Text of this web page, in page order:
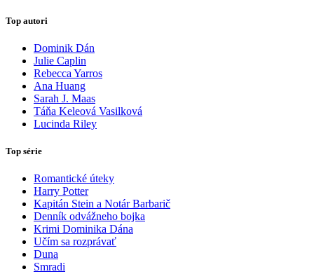
Top autori
Dominik Dán
Julie Caplin
Rebecca Yarros
Ana Huang
Sarah J. Maas
Táňa Keleová Vasilková
Lucinda Riley
Top série
Romantické úteky
Harry Potter
Kapitán Stein a Notár Barbarič
Denník odvážneho bojka
Krimi Dominika Dána
Učím sa rozprávať
Duna
Smradi